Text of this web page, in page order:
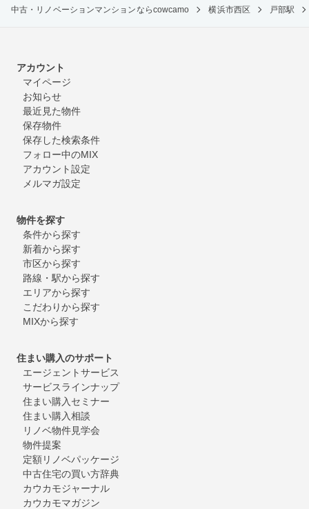
中古・リノベーションマンションならcowcamo 横浜市西区 戸部駅
アカウント
マイページ
お知らせ
最近見た物件
保存物件
保存した検索条件
フォロー中のMIX
アカウント設定
メルマガ設定
物件を探す
条件から探す
新着から探す
市区から探す
路線・駅から探す
エリアから探す
こだわりから探す
MIXから探す
住まい購入のサポート
エージェントサービス
サービスラインナップ
住まい購入セミナー
住まい購入相談
リノベ物件見学会
物件提案
定額リノベパッケージ
中古住宅の買い方辞典
カウカモジャーナル
カウカモマガジン